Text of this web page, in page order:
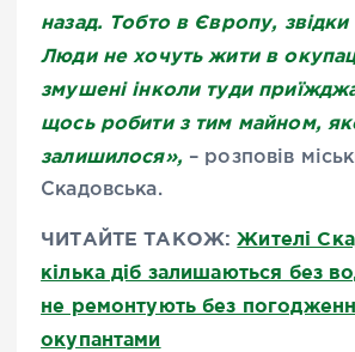
назад. Тобто в Європу,
Люди не хочуть жити в
змушені інколи туди
щось робити з тим майном,
залишилося», – розповів
Скадовська.
ЧИТАЙТЕ ТАКОЖ:Жителі
кілька діб залишаються без
не ремонтують без
окупантами